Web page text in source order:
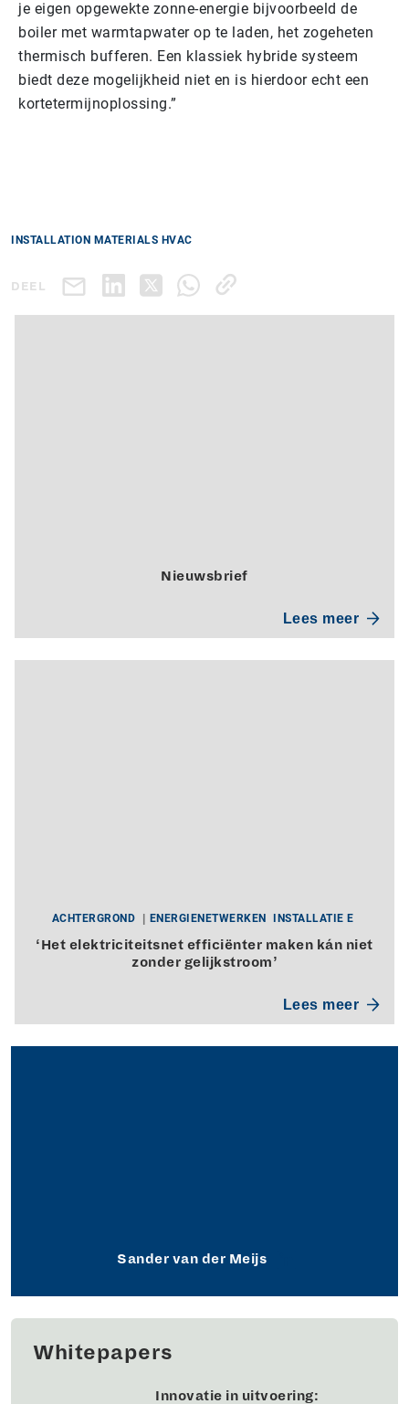
je eigen opgewekte zonne-energie bijvoorbeeld de
boiler met warmtapwater op te laden, het zogeheten
thermisch bufferen. Een klassiek hybride systeem
biedt deze mogelijkheid niet en is hierdoor echt een
kortetermijnoplossing.”
INSTALLATION MATERIALS HVAC
DEEL
Nieuwsbrief
Lees meer
ACHTERGROND ENERGIENETWERKEN INSTALLATIE E
‘Het elektriciteitsnet efficiënter maken kán niet
zonder gelijkstroom’
Lees meer
Sander van der Meijs
Whitepapers
Innovatie in uitvoering: